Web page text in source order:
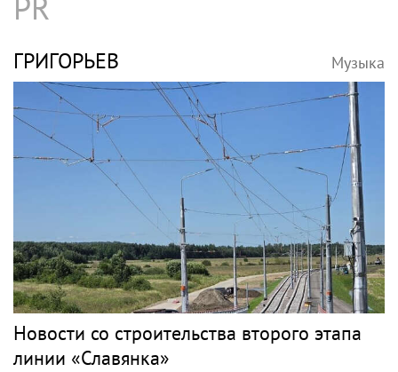
«Скучаю!»: Анна Нетребко трогательно
отреагировала на отъезд 17-летнего сына
в Данию
ВОЛОЧКОВА Музыка